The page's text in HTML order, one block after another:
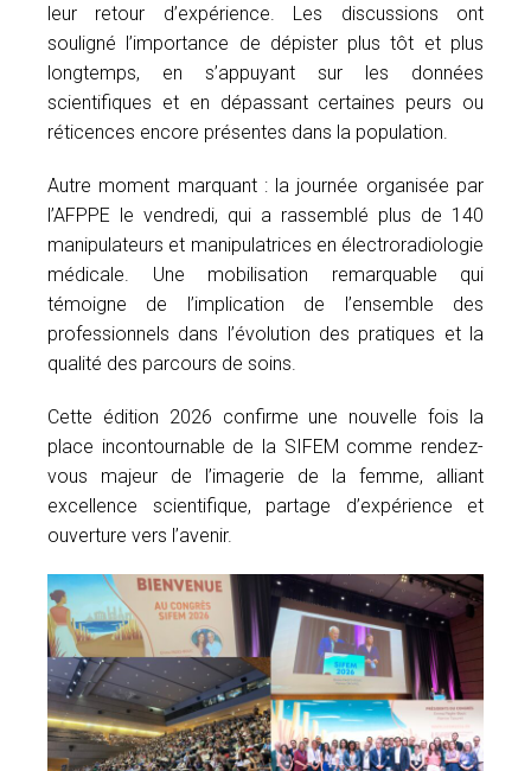
leur retour d’expérience. Les discussions ont
souligné l’importance de dépister plus tôt et plus
longtemps, en s’appuyant sur les données
scientifiques et en dépassant certaines peurs ou
réticences encore présentes dans la population.
Autre moment marquant : la journée organisée par
l’AFPPE le vendredi, qui a rassemblé plus de 140
manipulateurs et manipulatrices en électroradiologie
médicale. Une mobilisation remarquable qui
témoigne de l’implication de l’ensemble des
professionnels dans l’évolution des pratiques et la
qualité des parcours de soins.
Cette édition 2026 confirme une nouvelle fois la
place incontournable de la SIFEM comme rendez-
vous majeur de l’imagerie de la femme, alliant
excellence scientifique, partage d’expérience et
ouverture vers l’avenir.